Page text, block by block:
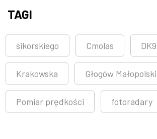
TAGI
sikorskiego Cmolas DK9
Krakowska Głogów Małopolski
Pomiar prędkości fotoradary